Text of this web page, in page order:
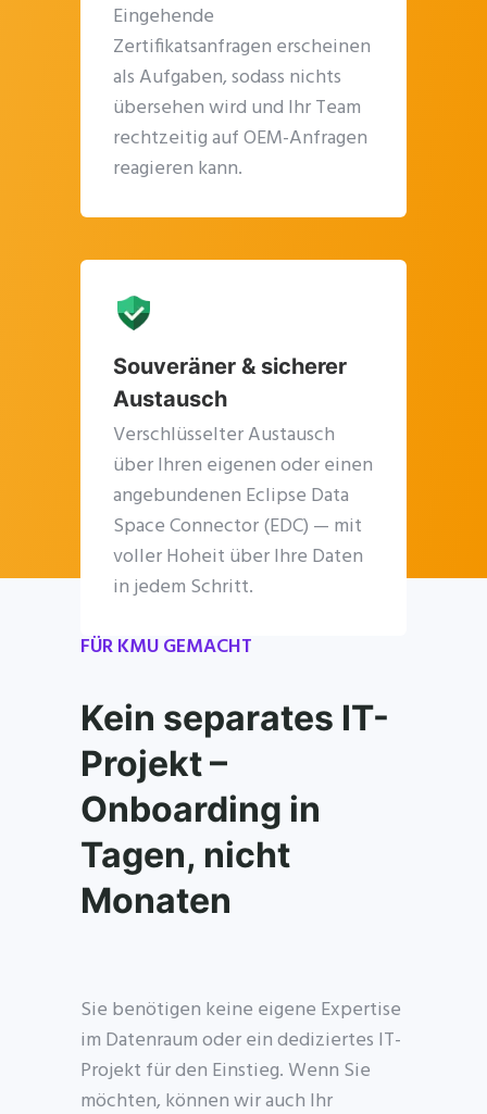
Eingehende
Zertifikatsanfragen erscheinen
als Aufgaben, sodass nichts
übersehen wird und Ihr Team
rechtzeitig auf OEM-Anfragen
reagieren kann.
Souveräner & sicherer
Austausch
Verschlüsselter Austausch
über Ihren eigenen oder einen
angebundenen Eclipse Data
Space Connector (EDC) — mit
voller Hoheit über Ihre Daten
in jedem Schritt.
FÜR KMU GEMACHT
Kein separates IT-
Projekt –
Onboarding in
Tagen, nicht
Monaten
Sie benötigen keine eigene Expertise
im Datenraum oder ein dediziertes IT-
Projekt für den Einstieg. Wenn Sie
möchten, können wir auch Ihr